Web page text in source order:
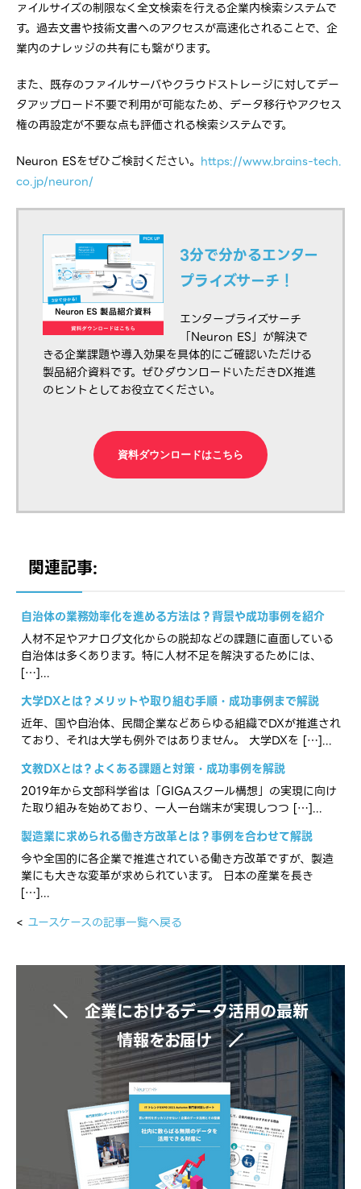
ァイルサイズの制限なく全文検索を行える企業内検索システムで
す。過去文書や技術文書へのアクセスが高速化されることで、企
業内のナレッジの共有にも繋がります。
また、既存のファイルサーバやクラウドストレージに対してデー
タアップロード不要で利用が可能なため、データ移行やアクセス
権の再設定が不要な点も評価される検索システムです。
Neuron ESをぜひご検討ください。 https://www.brains-tech.
co.jp/neuron/
3分で分かるエンター
プライズサーチ！
エンタープライズサーチ
「Neuron ES」が解決で
きる企業課題や導入効果を具体的にご確認いただける
製品紹介資料です。ぜひダウンロードいただきDX推進
のヒントとしてお役立てください。
資料ダウンロードはこちら
関連記事:
自治体の業務効率化を進める方法は？背景や成功事例を紹介
人材不足やアナログ文化からの脱却などの課題に直面している
自治体は多くあります。特に人材不足を解決するためには、
[…]...
大学DXとは？メリットや取り組む手順・成功事例まで解説
近年、国や自治体、民間企業などあらゆる組織でDXが推進され
ており、それは大学も例外ではありません。 大学DXを […]...
文教DXとは？よくある課題と対策・成功事例を解説
2019年から文部科学省は「GIGAスクール構想」の実現に向け
た取り組みを始めており、一人一台端末が実現しつつ […]...
製造業に求められる働き方改革とは？事例を合わせて解説
今や全国的に各企業で推進されている働き方改革ですが、製造
業にも大きな変革が求められています。 日本の産業を長き
[…]...
< ユースケースの記事一覧へ戻る
＼ 企業におけるデータ活用の最新
情報をお届け ／